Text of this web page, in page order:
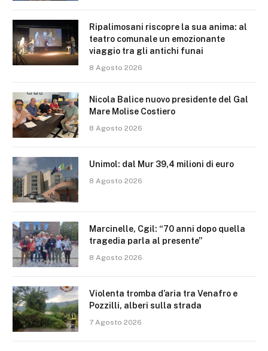
Ripalimosani riscopre la sua anima: al
teatro comunale un emozionante
viaggio tra gli antichi funai
8 Agosto 2026
Nicola Balice nuovo presidente del Gal
Mare Molise Costiero
8 Agosto 2026
Unimol: dal Mur 39,4 milioni di euro
8 Agosto 2026
Marcinelle, Cgil: “70 anni dopo quella
tragedia parla al presente”
8 Agosto 2026
Violenta tromba d’aria tra Venafro e
Pozzilli, alberi sulla strada
7 Agosto 2026